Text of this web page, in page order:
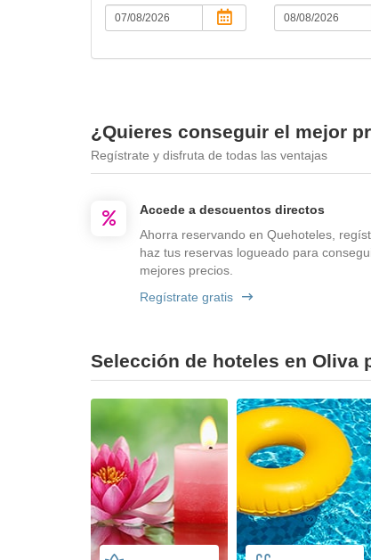
¿Quieres conseguir el mejor
Regístrate y disfruta de todas las ventajas
Accede a descuentos directos
Ahorra reservando en Quehoteles,
haz tus reservas logueado para
mejores precios.
Regístrate gratis
Selección de hoteles en Oliva